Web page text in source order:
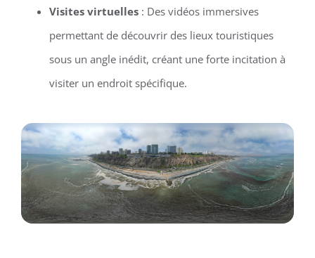
Visites virtuelles: Des vidéos immersives
permettant de découvrir des lieux touristiques
sous un angle inédit, créant une forte incitation à
visiter un endroit spécifique.